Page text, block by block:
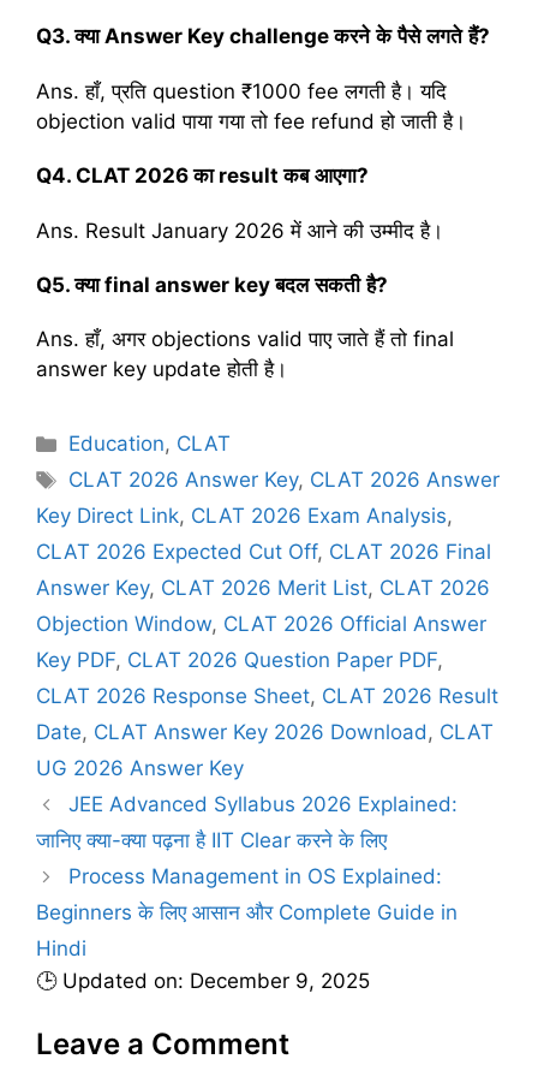
Q3.क्याAnswer Key challengeकरने के पैसे लगते हैं?
Ans. हाँ, प्रति question ₹1000 fee लगती है। यदि
objection valid पाया गया तो fee refund हो जाती है।
Q4. CLAT 2026काresultकब आएगा?
Ans. Result January 2026 में आने की उम्मीद है।
Q5.क्याfinal answer keyबदल सकती है?
Ans. हाँ, अगर objections valid पाए जाते हैं तो final
answer key update होती है।
C
a
e
g
o
r
i
s
Education, CLAT
T
a
s
CLAT 2026 Answer Key, CLAT 2026 Answer
Key Direct Link, CLAT 2026 Exam Analysis,
CLAT 2026 Expected Cut Off, CLAT 2026 Final
Answer Key, CLAT 2026 Merit List, CLAT 2026
Objection Window, CLAT 2026 Official Answer
Key PDF, CLAT 2026 Question Paper PDF,
CLAT 2026 Response Sheet, CLAT 2026 Result
Date, CLAT Answer Key 2026 Download, CLAT
UG 2026 Answer Key
JEE Advanced Syllabus 2026 Explained:
जानिए क्या-क्या पढ़ना है IIT Clear करने के लिए
Process Management in OS Explained:
Beginners के लिए आसान और Complete Guide in
Hindi
🕒 Updated on: December 9, 2025
Leave a Comment